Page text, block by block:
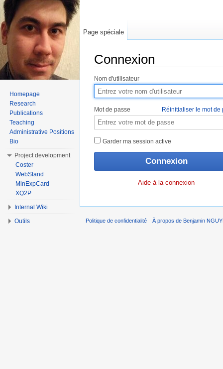
Connexion
Nom d'utilisateur
Mot de passe Réinitialiser le mot de
Garder ma session active
Aide à la connexion
Page spéciale
Homepage
Research
Publications
Teaching
Administrative Positions
Bio
Project development
Coster
WebStand
MinExpCard
XQ2P
Internal Wiki
Outils
Politique de confidentialité À propos de Benjamin